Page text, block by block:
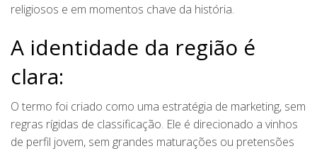
religiosos e em momentos chave da história.
A identidade da região é
clara:
O termo foi criado como uma estratégia de marketing, sem
regras rígidas de classificação. Ele é direcionado a vinhos
de perfil jovem, sem grandes maturações ou pretensões